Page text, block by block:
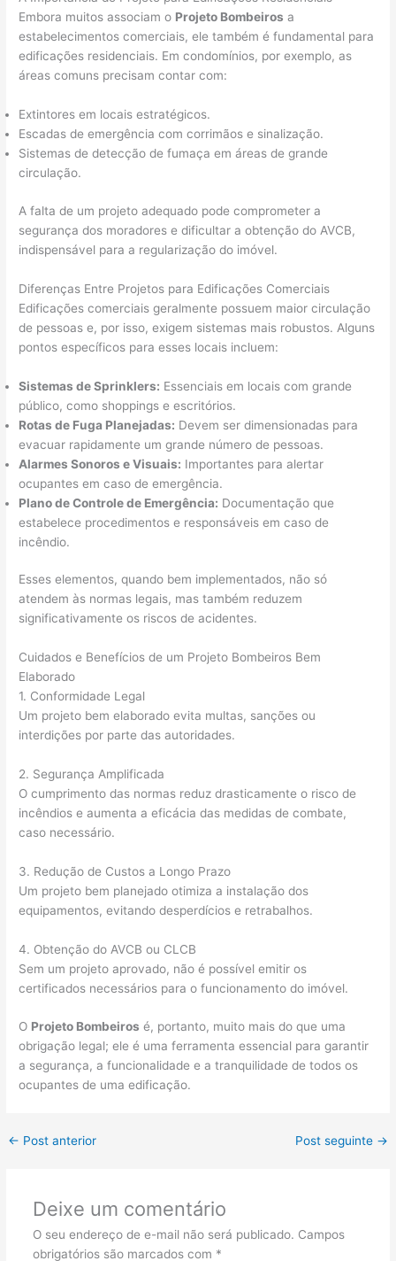
Embora muitos associam o Projeto Bombeiros a
estabelecimentos comerciais, ele também é fundamental para
edificações residenciais. Em condomínios, por exemplo, as
áreas comuns precisam contar com:
Extintores em locais estratégicos.
Escadas de emergência com corrimãos e sinalização.
Sistemas de detecção de fumaça em áreas de grande
circulação.
A falta de um projeto adequado pode comprometer a
segurança dos moradores e dificultar a obtenção do AVCB,
indispensável para a regularização do imóvel.
Diferenças Entre Projetos para Edificações Comerciais
Edificações comerciais geralmente possuem maior circulação
de pessoas e, por isso, exigem sistemas mais robustos. Alguns
pontos específicos para esses locais incluem:
Sistemas de Sprinklers: Essenciais em locais com grande
público, como shoppings e escritórios.
Rotas de Fuga Planejadas: Devem ser dimensionadas para
evacuar rapidamente um grande número de pessoas.
Alarmes Sonoros e Visuais: Importantes para alertar
ocupantes em caso de emergência.
Plano de Controle de Emergência: Documentação que
estabelece procedimentos e responsáveis em caso de
incêndio.
Esses elementos, quando bem implementados, não só
atendem às normas legais, mas também reduzem
significativamente os riscos de acidentes.
Cuidados e Benefícios de um Projeto Bombeiros Bem
Elaborado
1. Conformidade Legal
Um projeto bem elaborado evita multas, sanções ou
interdições por parte das autoridades.
2. Segurança Amplificada
O cumprimento das normas reduz drasticamente o risco de
incêndios e aumenta a eficácia das medidas de combate,
caso necessário.
3. Redução de Custos a Longo Prazo
Um projeto bem planejado otimiza a instalação dos
equipamentos, evitando desperdícios e retrabalhos.
4. Obtenção do AVCB ou CLCB
Sem um projeto aprovado, não é possível emitir os
certificados necessários para o funcionamento do imóvel.
O Projeto Bombeiros é, portanto, muito mais do que uma
obrigação legal; ele é uma ferramenta essencial para garantir
a segurança, a funcionalidade e a tranquilidade de todos os
ocupantes de uma edificação.
← Post anterior Post seguinte →
Deixe um comentário
O seu endereço de e-mail não será publicado. Campos
obrigatórios são marcados com *